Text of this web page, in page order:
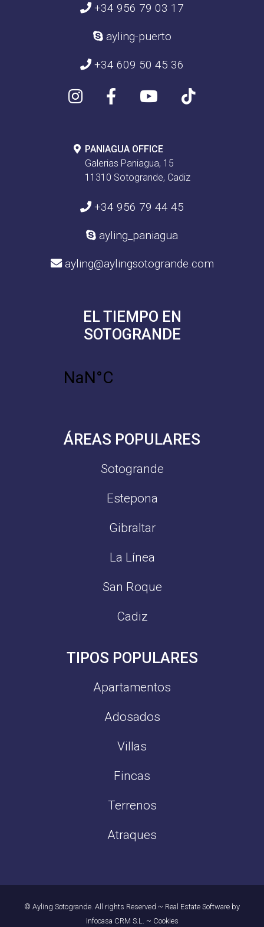
+34 956 79 03 17
ayling-puerto
+34 609 50 45 36
PANIAGUA OFFICE
Galerias Paniagua, 15
11310 Sotogrande, Cadiz
+34 956 79 44 45
ayling_paniagua
ayling@aylingsotogrande.com
EL TIEMPO EN
SOTOGRANDE
ÁREAS POPULARES
Sotogrande
Estepona
Gibraltar
La Línea
San Roque
Cadiz
TIPOS POPULARES
Apartamentos
Adosados
Villas
Fincas
Terrenos
Atraques
© Ayling Sotogrande. All rights Reserved ~ Real Estate Software by
Infocasa CRM S.L.
~ Cookies